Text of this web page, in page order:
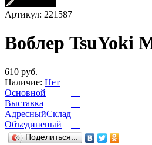
Артикул: 221587
Воблер TsuYoki
610 руб.
Наличие: Нет
Основной
Выставка
АдресныйСклад
Объединеный
Поделиться...